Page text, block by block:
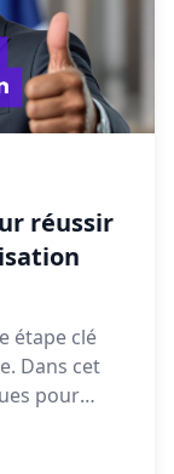
réussir
étape clé
Dans cet
pour
qui vous